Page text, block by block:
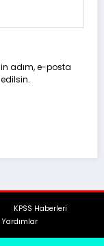
adım, e-posta
KPSS Haberleri